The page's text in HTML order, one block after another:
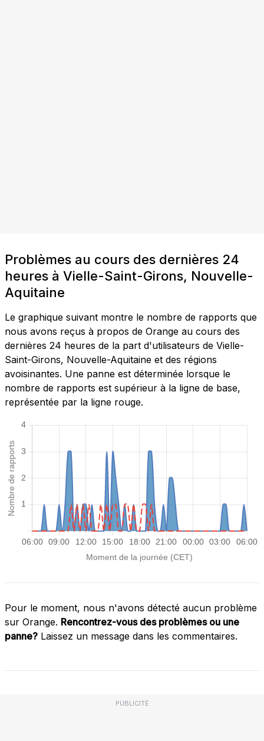
Problèmes au cours des dernières 24
heures à Vielle-Saint-Girons, Nouvelle-
Aquitaine
Le graphique suivant montre le nombre de rapports que
nous avons reçus à propos de Orange au cours des
dernières 24 heures de la part d'utilisateurs de Vielle-
Saint-Girons, Nouvelle-Aquitaine et des régions
avoisinantes. Une panne est déterminée lorsque le
nombre de rapports est supérieur à la ligne de base,
représentée par la ligne rouge.
Pour le moment, nous n'avons détecté aucun problème
sur Orange. Rencontrez-vous des problèmes ou une
panne? Laissez un message dans les commentaires.
PUBLICITÉ